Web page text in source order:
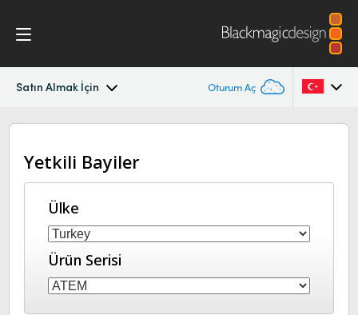
Satın Almak İçin Oturum Aç
ATEM Television Studio
Başlarken
Tasarım
Özellikler
Australia
Austria
Brazil
Canada
Yetkili Bayiler
Ülke
Ürün Serisi